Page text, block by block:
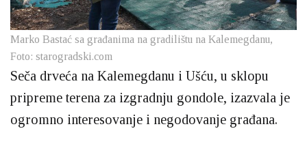
Marko Bastać sa građanima na gradilištu na Kalemegdanu,
Foto: starogradski.com
Seča drveća na Kalemegdanu i Ušću, u sklopu
pripreme terena za izgradnju gondole, izazvala je
ogromno interesovanje i negodovanje građana.